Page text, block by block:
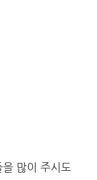
많이 주시도